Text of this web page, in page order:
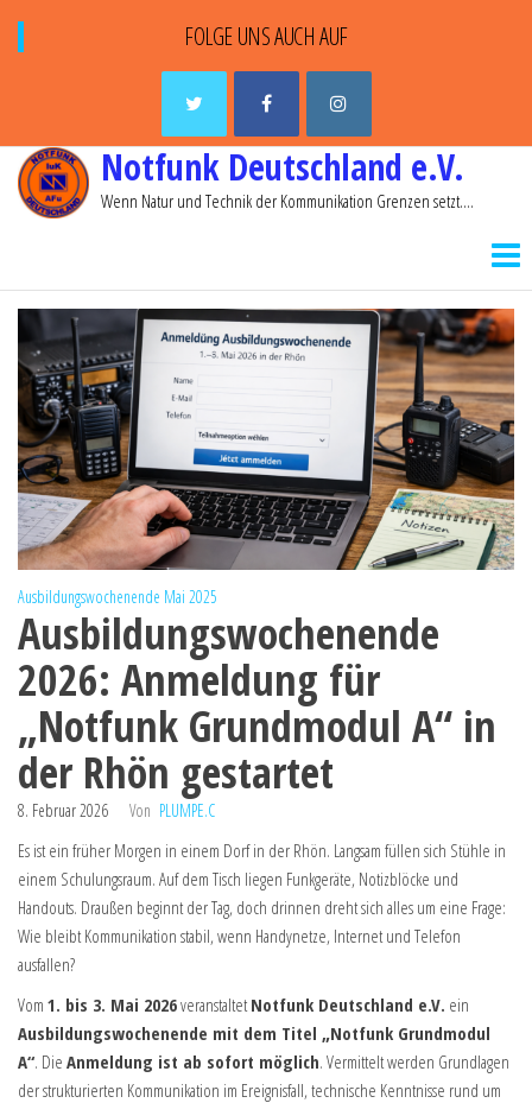
FOLGE UNS AUCH AUF
Notfunk Deutschland e.V.
Wenn Natur und Technik der Kommunikation Grenzen setzt….
Ausbildungswochenende Mai 2025
Ausbildungswochenende
2026: Anmeldung für
„Notfunk Grundmodul A“ in
der Rhön gestartet
8. Februar 2026 Von PLUMPE.C
Es ist ein früher Morgen in einem Dorf in der Rhön. Langsam füllen sich Stühle in
einem Schulungsraum. Auf dem Tisch liegen Funkgeräte, Notizblöcke und
Handouts. Draußen beginnt der Tag, doch drinnen dreht sich alles um eine Frage:
Wie bleibt Kommunikation stabil, wenn Handynetze, Internet und Telefon
ausfallen?
Vom 1. bis 3. Mai 2026veranstaltetNotfunk Deutschland e.V. ein
Ausbildungswochenende mit dem Titel „Notfunk Grundmodul
A“. Die Anmeldung ist ab sofort möglich. Vermittelt werden Grundlagen
der strukturierten Kommunikation im Ereignisfall, technische Kenntnisse rund um